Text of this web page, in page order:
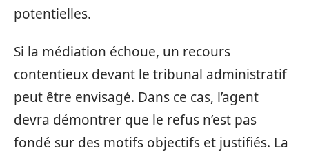
potentielles.
Si la médiation échoue, un recours
contentieux devant le tribunal administratif
peut être envisagé. Dans ce cas, l’agent
devra démontrer que le refus n’est pas
fondé sur des motifs objectifs et justifiés. La